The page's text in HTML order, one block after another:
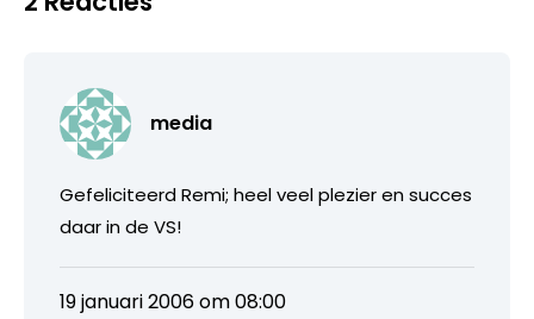
media
Gefeliciteerd Remi; heel veel plezier en succes
daar in de VS!
19 januari 2006 om 08:00